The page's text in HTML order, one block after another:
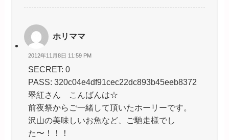
ホリママ
2012年11月8日 11:59 PM
SECRET: 0
PASS: 320c04e4df91cec22dc893b45eeb8372
翠紅さん こんばんは☆
前夜祭からご一緒して頂いたホーリーです。
沢山の美味しいお魚など、ご馳走様でし
た〜！！！